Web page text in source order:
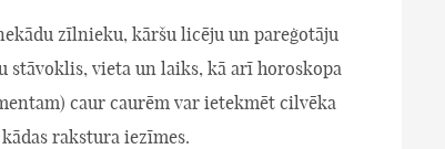
zīlnieku, kāršu licēju un pareģotāju
stāvoklis, vieta un laiks, kā arī horoskopa
caur caurēm var ietekmēt cilvēka
rakstura iezīmes.